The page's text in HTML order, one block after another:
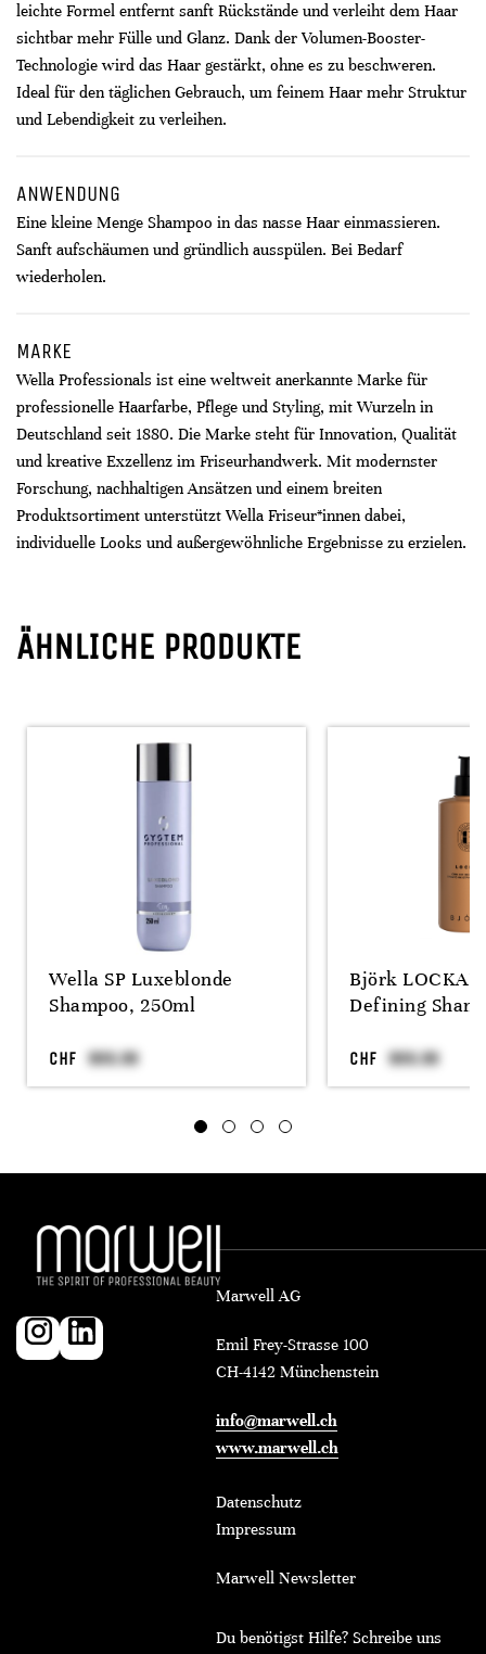
leichte Formel entfernt sanft Rückstände und verleiht dem Haar
sichtbar mehr Fülle und Glanz. Dank der Volumen-Booster-
Technologie wird das Haar gestärkt, ohne es zu beschweren.
Ideal für den täglichen Gebrauch, um feinem Haar mehr Struktur
und Lebendigkeit zu verleihen.
ANWENDUNG
Eine kleine Menge Shampoo in das nasse Haar einmassieren.
Sanft aufschäumen und gründlich ausspülen. Bei Bedarf
wiederholen.​
MARKE
Wella Professionals ist eine weltweit anerkannte Marke für
professionelle Haarfarbe, Pflege und Styling, mit Wurzeln in
Deutschland seit 1880. Die Marke steht für Innovation, Qualität
und kreative Exzellenz im Friseurhandwerk. Mit modernster
Forschung, nachhaltigen Ansätzen und einem breiten
Produktsortiment unterstützt Wella Friseur*innen dabei,
individuelle Looks und außergewöhnliche Ergebnisse zu erzielen.
ÄHNLICHE PRODUKTE
Wella SP Luxeblonde
Shampoo, 250ml
CHF
Björk
Defining
CHF
Marwell AG
Emil Frey-Strasse 100
CH-4142 Münchenstein
info@marwell.ch
www.marwell.ch
Datenschutz
Impressum
Marwell Newsletter
Du benötigst Hilfe? Schreibe uns